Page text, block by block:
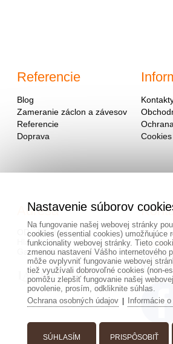
Referencie
Blog
Zameranie záclon a závesov
Referencie
Doprava
Cookies
Adresa
OD - Mladosť
Hlavná 951
Galanta 924 01
0940
alebo
Nastavenie súborov
Na fungovanie našej webovej stránky
cookies (essential cookies) umožňujúce
funkcionality webovej stránky. Tieto
zmenou nastavení Vášho internetového
môže ovplyvniť fungovanie webovej
tiež využívali dobrovoľné cookies (non-
pomôžu zlepšiť fungovanie našej
povolenie, prosím, odkliknite súhlas.
Ochrana osobných údajov| Informácie
SÚHLASÍM PRISPÔSOBIŤ